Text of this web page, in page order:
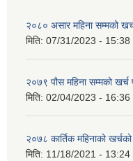
२०८० असार महिना सम्मको
मिति: 07/31/2023 - 15:38
२०७९ पौस महिना सम्मको खर्च
मिति: 02/04/2023 - 16:36
२०७८ कार्तिक महिनाको खर्चको
मिति: 11/18/2021 - 13:24